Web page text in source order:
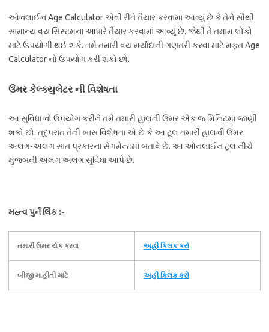
ઓનલાઈન Age Calculator એવી રીતે તૈયાર કરવામાં આવ્યું છે કે તેને સૌથી
સામાન્ય વય સિસ્ટમના આધારે તૈયાર કરવામાં આવ્યું છે. જેથી તે તમામ લોકો
માટે ઉપયોગી થઈ શકે. તમે તમારી વય મર્યાદાની ગણતરી કરવા માટે મફત Age
Calculator નો ઉપયોગ કરી શકો છો.
ઉંમર કેલ્ક્યુલેટર ની વિશેષતા
આ સુવિધા નો ઉપયોગ કરીને તમે તમારી હાલની ઉંમર એક જ મિનિટમાં જાણી
શકો છો. તદુપરાંત તેની ખાસ વિશેષતા એ છે કે આ ટૂલ તમારી હાલની ઉંમર
અલગ-અલગ સાત પ્રકારના સેગમેન્ટમાં બતાવે છે. આ ઓનલાઈન ટૂલ નીચે
મુજબની અલગ અલગ સુવિધા આપે છે.
મહ્ત્વ પુર્ન લિંક :-
તમારી ઉમર ચેક કરવા અહીં ક્લિક કરો
બીજી માહીતી માટે અહીં ક્લિક કરો